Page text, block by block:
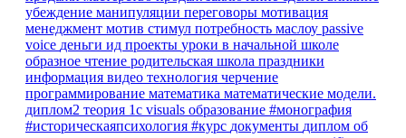
убеждение манипуляции переговоры мотивация
менеджмент мотив стимул потребность маслоу passive
voice деньги ид проекты уроки в начальной школе
образное чтение родительская школа праздники
информация видео технология черчение
программирование математика математические модели.
диплом2 теория 1с visuals образование #монография
#историческаяпсихология #курс документы диплом об